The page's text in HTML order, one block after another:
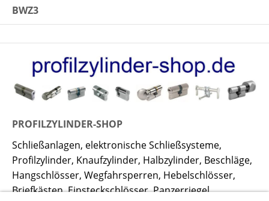
BWZ3
PROFILZYLINDER-SHOP
Schließanlagen, elektronische Schließsysteme,
Profilzylinder, Knaufzylinder, Halbzylinder, Beschläge,
Hangschlösser, Wegfahrsperren, Hebelschlösser,
Briefkästen, Einsteckschlösser, Panzerriegel,